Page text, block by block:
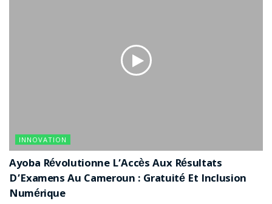
INNOVATION
Ayoba Révolutionne L’Accès Aux Résultats
D’Examens Au Cameroun : Gratuité Et Inclusion
Numérique